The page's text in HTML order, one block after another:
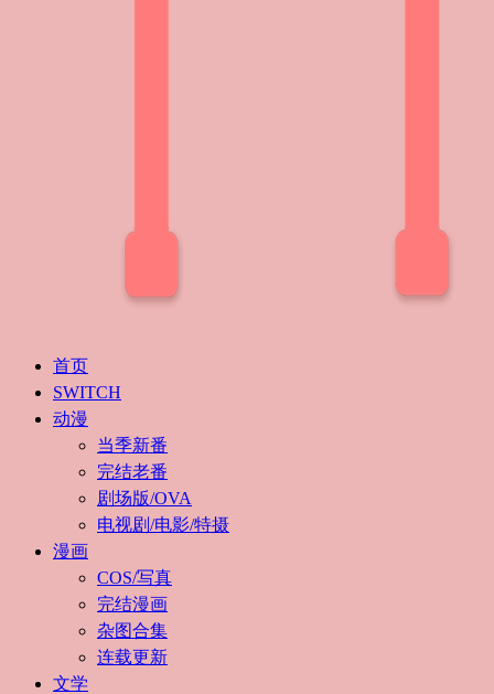
首页
SWITCH
动漫
当季新番
完结老番
剧场版/OVA
电视剧/电影/特摄
漫画
COS/写真
完结漫画
杂图合集
连载更新
文学